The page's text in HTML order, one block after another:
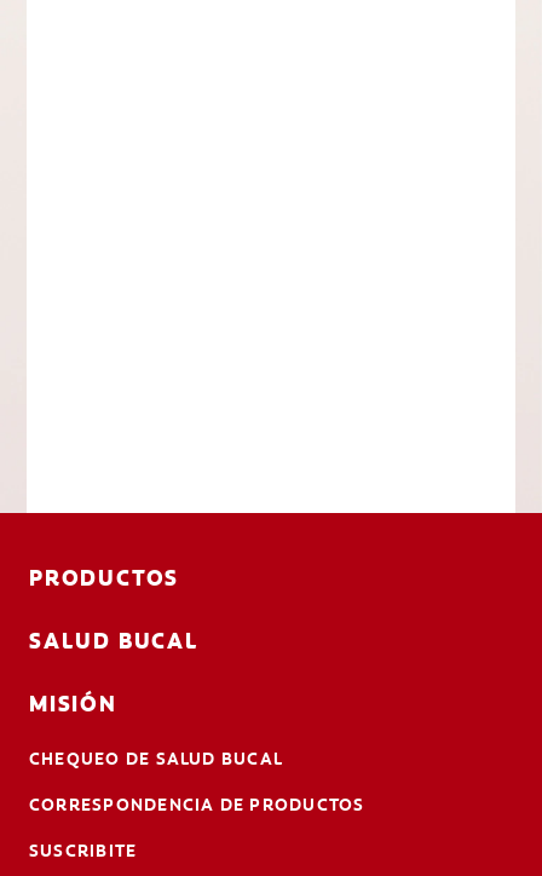
PRODUCTOS
SALUD BUCAL
MISIÓN
CHEQUEO DE SALUD BUCAL
CORRESPONDENCIA DE PRODUCTOS
SUSCRIBITE